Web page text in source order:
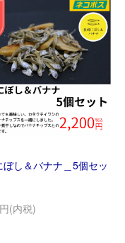
ぼし＆バナナ＿5個セッ
(内税)